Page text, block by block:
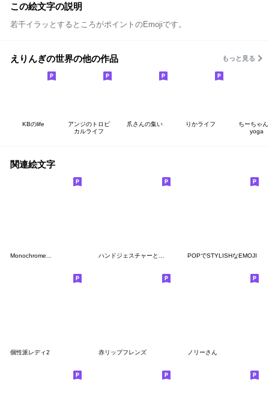
この絵文字の説明
若干イラッとするところがポイントのEmojiです。
えりんぎの世界の他の作品 もっと見る
KBのlife
アンジのトロピ
カルライフ
爪さんの集い りかライフ
ちーちゃ
yoga
関連絵文字
Monochrome... POPでSTYLISHなEMOJI
個性派レディ2 赤リップフレンズ ノリーさん